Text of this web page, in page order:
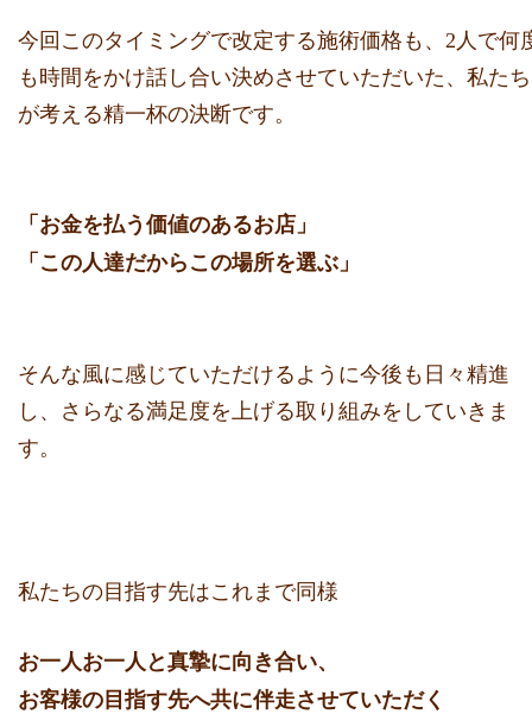
今回このタイミングで改定する施術価格も、 2人で何
も時間をかけ話し合い決めさせていただいた、 私たち
が考える精一杯の決断です。
「お金を払う価値のあるお店」
「この人達だからこの場所を選ぶ」
そんな風に感じていただけるように今後も日々精進
し、 さらなる満足度を上げる取り組みをしていきま
す。
私たちの目指す先はこれまで同様
お一人お一人と真摯に向き合い、
お客様の目指す先へ共に伴走させていただく